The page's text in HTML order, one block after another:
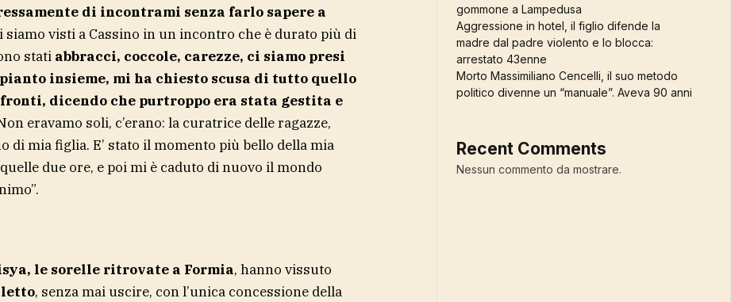
di incontrami senza farlo sapere a
siamo visti a Cassino in un incontro che è durato più di
stati abbracci, coccole, carezze, ci siamo presi
insieme, mi ha chiesto scusa di tutto quello
dicendo che purtroppo era stata gestita e
eravamo soli, c’erano: la curatrice delle ragazze,
di mia figlia. E’ stato il momento più bello della mia
due ore, e poi mi è caduto di nuovo il mondo
le sorelle ritrovate a Formia, hanno vissuto
letto, senza mai uscire, con l’unica concessione della
gommone a Lampedusa
Aggressione in hotel, il figlio difende la
madre dal padre violento e lo blocca:
arrestato 43enne
Morto Massimiliano Cencelli, il suo metodo
politico divenne un “manuale”. Aveva 90 anni
Recent Comments
Nessun commento da mostrare.